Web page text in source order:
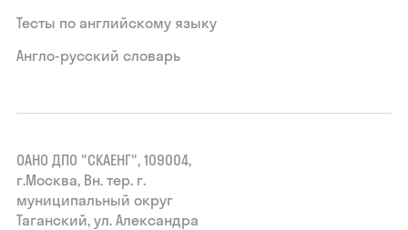
Тесты по английскому языку
Англо-русский словарь
ОАНО ДПО "СКАЕНГ", 109004,
г.Москва, Вн. тер. г.
муниципальный округ
Таганский, ул. Александра